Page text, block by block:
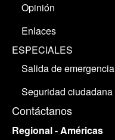
Opinión
Enlaces
ESPECIALES
Salida de emergencia
Seguridad ciudadana
Contáctanos
Regional - Américas